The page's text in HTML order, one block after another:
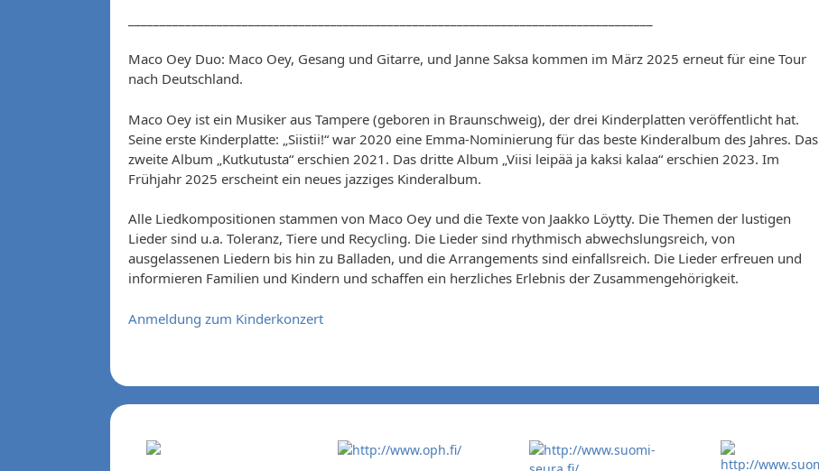
Maco Oey Duo: Maco Oey, Gesang und Gitarre, und Janne Saksa kommen im März 2025 erneut für eine Tour
nach Deutschland.
Maco Oey ist ein Musiker aus Tampere (geboren in Braunschweig), der drei Kinderplatten veröffentlicht hat.
Seine erste Kinderplatte: „Siistii!“ war 2020 eine Emma-Nominierung für das beste Kinderalbum des Jahres. Das
zweite Album „Kutkutusta“ erschien 2021. Das dritte Album „Viisi leipää ja kaksi kalaa“ erschien 2023. Im
Frühjahr 2025 erscheint ein neues jazziges Kinderalbum.
Alle Liedkompositionen stammen von Maco Oey und die Texte von Jaakko Löytty. Die Themen der lustigen
Lieder sind u.a. Toleranz, Tiere und Recycling. Die Lieder sind rhythmisch abwechslungsreich, von
ausgelassenen Liedern bis hin zu Balladen, und die Arrangements sind einfallsreich. Die Lieder erfreuen und
informieren Familien und Kindern und schaffen ein herzliches Erlebnis der Zusammengehörigkeit.
Anmeldung zum Kinderkonzert